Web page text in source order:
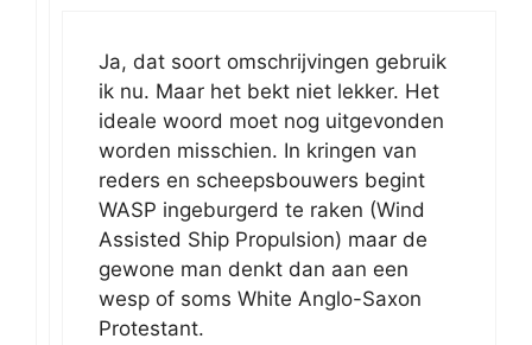
Ja, dat soort omschrijvingen gebruik
ik nu. Maar het bekt niet lekker. Het
ideale woord moet nog uitgevonden
worden misschien. In kringen van
reders en scheepsbouwers begint
WASP ingeburgerd te raken (Wind
Assisted Ship Propulsion) maar de
gewone man denkt dan aan een
wesp of soms White Anglo-Saxon
Protestant.